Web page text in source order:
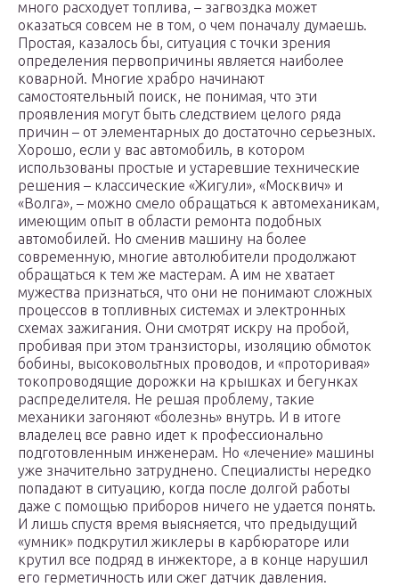
много расходует топлива, – загвоздка может
оказаться совсем не в том, о чем поначалу думаешь.
Простая, казалось бы, ситуация с точки зрения
определения первопричины является наиболее
коварной. Многие храбро начинают
самостоятельный поиск, не понимая, что эти
проявления могут быть следствием целого ряда
причин – от элементарных до достаточно серьезных.
Хорошо, если у вас автомобиль, в котором
использованы простые и устаревшие технические
решения – классические «Жигули», «Москвич» и
«Волга», – можно смело обращаться к автомеханикам,
имеющим опыт в области ремонта подобных
автомобилей. Но сменив машину на более
современную, многие автолюбители продолжают
обращаться к тем же мастерам. А им не хватает
мужества признаться, что они не понимают сложных
процессов в топливных системах и электронных
схемах зажигания. Они смотрят искру на пробой,
пробивая при этом транзисторы, изоляцию обмоток
бобины, высоковольтных проводов, и «проторивая»
токопроводящие дорожки на крышках и бегунках
распределителя. Не решая проблему, такие
механики загоняют «болезнь» внутрь. И в итоге
владелец все равно идет к профессионально
подготовленным инженерам. Но «лечение» машины
уже значительно затруднено. Специалисты нередко
попадают в ситуацию, когда после долгой работы
даже с помощью приборов ничего не удается понять.
И лишь спустя время выясняется, что предыдущий
«умник» подкрутил жиклеры в карбюраторе или
крутил все подряд в инжекторе, а в конце нарушил
его герметичность или сжег датчик давления.